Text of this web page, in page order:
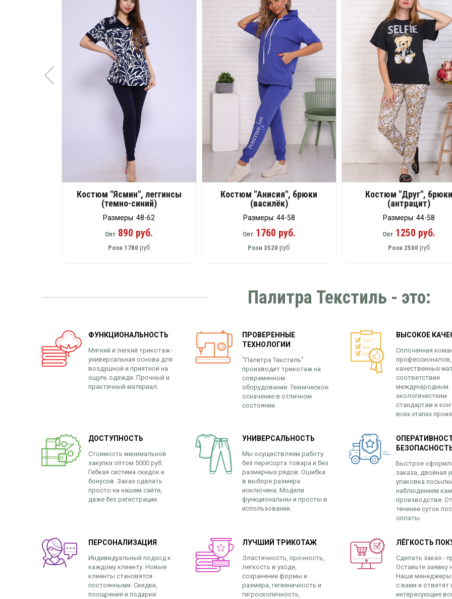
Костюм "Ясмин", леггинсы
(темно-синий)
Размеры: 48-62
Опт 890 руб.
Розн 1780 руб
Костюм "Анисия", брюки
(василёк)
Размеры: 44-58
Опт1760 руб.
Розн 3520 руб
Костюм "Друг", брюки
(антрацит)
Размеры: 44-58
Опт 1250 руб.
Розн 2500 руб
Палитра Текстиль - это:
ФУНКЦИОНАЛЬНОСТЬ
Мягкий и легкий трикотаж -
универсальная основа для
воздушной и приятной на
ощупь одежде. Прочный и
практичный материал.
ПРОВЕРЕННЫЕ
ТЕХНОЛОГИИ
“Палитра Текстиль”
производит трикотаж на
современном
оборудовании. Техническое
осначение в отличном
состоянии.
ВЫСОКОЕ
Сплоченная
качественных
соответствие
международным
экологичестким
стандартам и
всех этапах
ДОСТУПНОСТЬ
Стоимость минимальной
закупки оптом 5000 руб.
Гибкая система скидок и
бонусов. Заказ сделать
просто на нашем сайте,
даже без регистрации.
УНИВЕРСАЛЬНОСТЬ
Мы осуществляем работу
без пересорта товара и без
размерных рядов. Ошибка
в выборе размера
исключена. Модели
функциональны и просты в
использовании.
Быстрое
заказа, двойная
упаковка
наблюдением
производстве.
течение суток
оплаты.
ПЕРСОНАЛИЗАЦИЯ
Индивидуальный подход к
каждому клиенту. Новые
клиенты становятся
постоянными. Скидки,
поощрения и подарки:
ЛУЧШИЙ ТРИКОТАЖ
Эластичность, прочность,
легкость в уходе,
сохранение формы и
размера, гигиеничность и
гигроскопичность,
ЛЁГКОСТЬ
Сделать заказ -
Оставьте заявку
Наши менеджеры
с вами и ответят
интересующие